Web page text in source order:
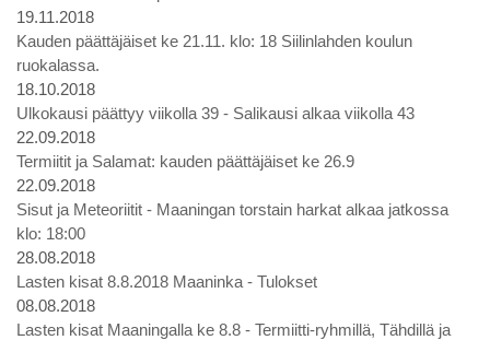
19.11.2018
Kauden päättäjäiset ke 21.11. klo: 18 Siilinlahden koulun
ruokalassa.
18.10.2018
Ulkokausi päättyy viikolla 39 - Salikausi alkaa viikolla 43
22.09.2018
Termiitit ja Salamat: kauden päättäjäiset ke 26.9
22.09.2018
Sisut ja Meteoriitit - Maaningan torstain harkat alkaa jatkossa
klo: 18:00
28.08.2018
Lasten kisat 8.8.2018 Maaninka - Tulokset
08.08.2018
Lasten kisat Maaningalla ke 8.8 - Termiitti-ryhmillä, Tähdillä ja